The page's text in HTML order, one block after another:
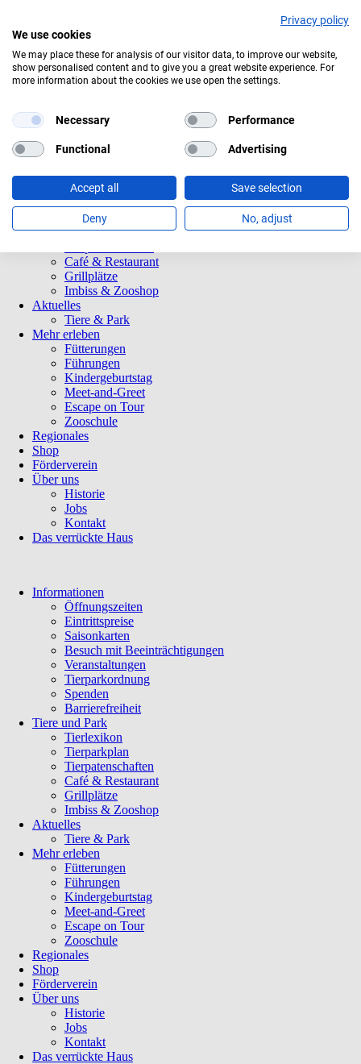
Aktuelles Wetter:
Navigation
überspringen
Informationen
Öffnungszeiten
Saisonkarten
Besuch mit Beeinträchtigungen
Veranstaltungen
Spenden
Barrierefreiheit
Tiere und Park
Tierlexikon
Tierparkplan
Café & Restaurant
Grillplätze
Imbiss & Zooshop
Aktuelles
Tiere & Park
Mehr erleben
Fütterungen
Führungen
Kindergeburtstag
Meet-and-Greet
Escape on Tour
Zooschule
Regionales
Shop
Förderverein
Über uns
Historie
Jobs
Kontakt
Das verrückte Haus
Navigation
überspringen
Informationen
Öffnungszeiten
Eintrittspreise
Saisonkarten
Besuch mit Beeinträchtigungen
Veranstaltungen
Tierparkordnung
Spenden
Barrierefreiheit
Tiere und Park
Tierlexikon
Tierparkplan
Tierpatenschaften
Café & Restaurant
Grillplätze
Imbiss & Zooshop
Aktuelles
Tiere & Park
Mehr erleben
Fütterungen
Führungen
Kindergeburtstag
Meet-and-Greet
Escape on Tour
Zooschule
Regionales
Shop
Förderverein
Über uns
Historie
Jobs
Kontakt
Das verrückte Haus
Privacy policy
We use cookies
We may place these for analysis of our visitor data, to improve our website,
show personalised content and to give you a great website experience. For
more information about the cookies we use open the settings.
Necessary Performance
Functional Advertising
Accept all Save selection
Deny No, adjust